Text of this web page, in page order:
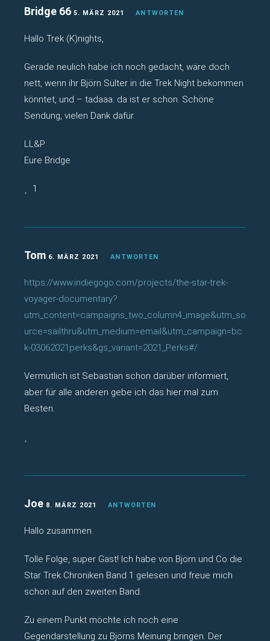
Bridge 66 5. MÄRZ 2021 ANTWORTEN
Hallo Trek (K)nights,
Gerade neulich habe ich noch gedacht, wäre doch
nett, wenn ihr Björn Sülter in die Trek Night bekommen
könntet, und – tadaaa: da ist er schon. Schöne
Sendung, vielen Dank dafür.
LL&P
Eure Bridge
1
Tom 6. MÄRZ 2021 ANTWORTEN
https://www.indiegogo.com/projects/the-star-trek-
voyager-documentary?
utm_content=campaigns_two_column4_image&utm_so
urce=sailthru&utm_medium=email&utm_campaign=bc
k-03062021perks&gs_variant=2021_Perks#/
Vermutlich ist Sebastian schon darüber informiert,
aber für alle anderen gebe ich das hier mal zum
Besten.
Joe 8. MÄRZ 2021 ANTWORTEN
Hallo zusammen.
Tolle Folge, super Gast! Ich habe von Björn und Co die
Star Trek Chroniken Band 1 gelesen und freue mich
schon auf den zweiten Band.
Zu einem Punkt möchte ich noch eine
Gegendarstellung zu Björns Meinung bringen. Der